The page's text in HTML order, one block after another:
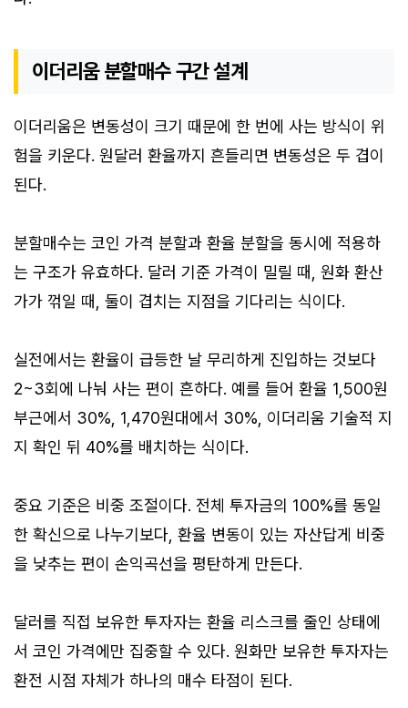
이더리움 분할매수 구간 설계
이더리움은 변동성이 크기 때문에 한 번에 사는 방식이 위
험을 키운다. 원달러 환율까지 흔들리면 변동성은 두 겹이
된다.
분할매수는 코인 가격 분할과 환율 분할을 동시에 적용하
는 구조가 유효하다. 달러 기준 가격이 밀릴 때, 원화 환산
가가 꺾일 때, 둘이 겹치는 지점을 기다리는 식이다.
실전에서는 환율이 급등한 날 무리하게 진입하는 것보다
2~3회에 나눠 사는 편이 흔하다. 예를 들어 환율 1,500원
부근에서 30%, 1,470원대에서 30%, 이더리움 기술적 지
지 확인 뒤 40%를 배치하는 식이다.
중요 기준은 비중 조절이다. 전체 투자금의 100%를 동일
한 확신으로 나누기보다, 환율 변동이 있는 자산답게 비중
을 낮추는 편이 손익곡선을 평탄하게 만든다.
달러를 직접 보유한 투자자는 환율 리스크를 줄인 상태에
서 코인 가격에만 집중할 수 있다. 원화만 보유한 투자자는
환전 시점 자체가 하나의 매수 타점이 된다.